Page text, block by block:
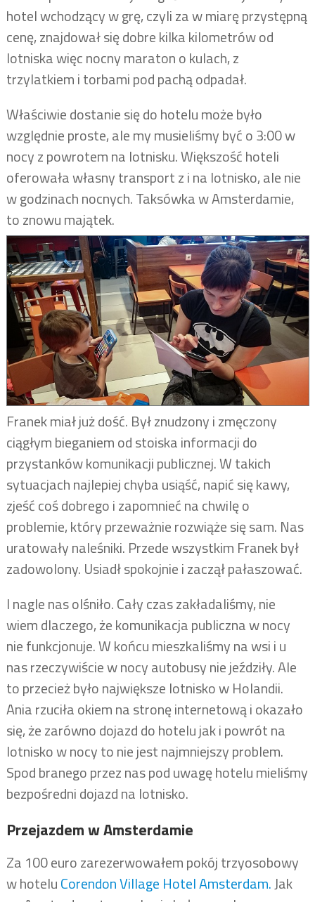
hotel wchodzący w grę, czyli za w miarę przystępną
cenę, znajdował się dobre kilka kilometrów od
lotniska więc nocny maraton o kulach, z
trzylatkiem i torbami pod pachą odpadał.
Właściwie dostanie się do hotelu może było
względnie proste, ale my musieliśmy być o 3:00 w
nocy z powrotem na lotnisku. Większość hoteli
oferowała własny transport z i na lotnisko, ale nie
w godzinach nocnych. Taksówka w Amsterdamie,
to znowu majątek.
Franek miał już dość. Był znudzony i zmęczony
ciągłym bieganiem od stoiska informacji do
przystanków komunikacji publicznej. W takich
sytuacjach najlepiej chyba usiąść, napić się kawy,
zjeść coś dobrego i zapomnieć na chwilę o
problemie, który przeważnie rozwiąże się sam. Nas
uratowały naleśniki. Przede wszystkim Franek był
zadowolony. Usiadł spokojnie i zaczął pałaszować.
I nagle nas olśniło. Cały czas zakładaliśmy, nie
wiem dlaczego, że komunikacja publiczna w nocy
nie funkcjonuje. W końcu mieszkaliśmy na wsi i u
nas rzeczywiście w nocy autobusy nie jeździły. Ale
to przecież było największe lotnisko w Holandii.
Ania rzuciła okiem na stronę internetową i okazało
się, że zarówno dojazd do hotelu jak i powrót na
lotnisko w nocy to nie jest najmniejszy problem.
Spod branego przez nas pod uwagę hotelu mieliśmy
bezpośredni dojazd na lotnisko.
Przejazdem w Amsterdamie
Za 100 euro zarezerwowałem pokój trzyosobowy
w hoteluCorendon Village Hotel Amsterdam.Jak